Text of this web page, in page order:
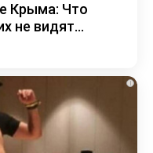
Крыма: Что
не видят...
i